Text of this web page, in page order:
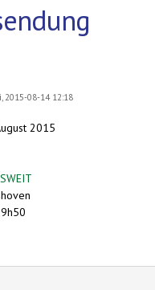
2015-08-14 12:18
2015